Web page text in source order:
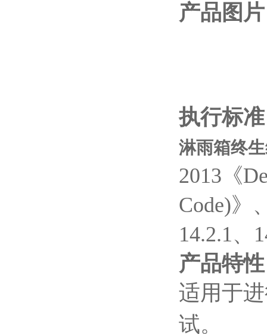
产品图片
执行标准
淋雨箱终
2013《
Code)》
14.2.1、
产品特性
适用于
试。